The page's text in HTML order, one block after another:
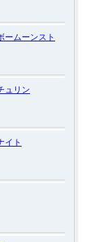
ームーンスト
ュリン
イト